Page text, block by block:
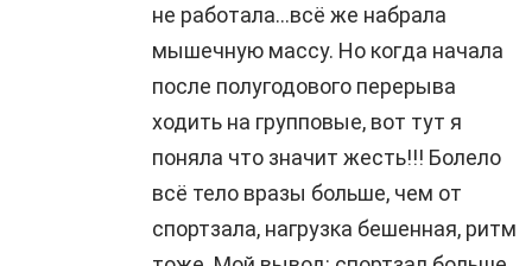
не работала…всё же набрала
мышечную массу. Но когда начала
после полугодового перерыва
ходить на групповые, вот тут я
поняла что значит жесть!!! Болело
всё тело вразы больше, чем от
спортзала, нагрузка бешенная, ритм